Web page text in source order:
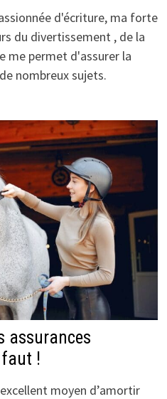
d'écriture, ma forte
du divertissement , de la
me permet d'assurer la
nombreux sujets.
assurances
faut !
moyen d’amortir